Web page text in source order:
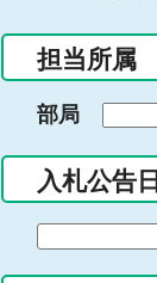
担当所属
部局
入札公告日